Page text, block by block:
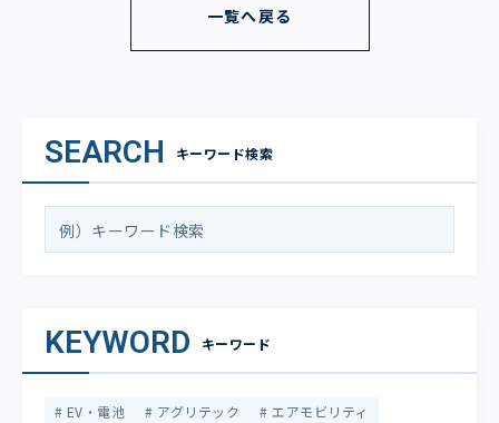
一覧へ戻る
SEARCH キーワード検索
KEYWORD キーワード
EV・電池 アグリテック
エアモビリティ